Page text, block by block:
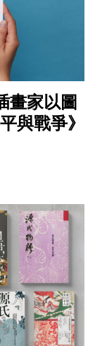
畫家以圖
與戰爭》